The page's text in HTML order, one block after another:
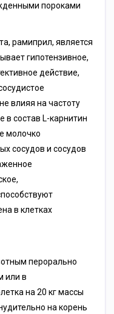
пороками
рамиприл, является
гипотензивное,
действие,
влияя на частоту
состав L-карнитин
молочко
сосудов и сосудов
в клетках
перорально
или в
на 20 кг массы
на корень